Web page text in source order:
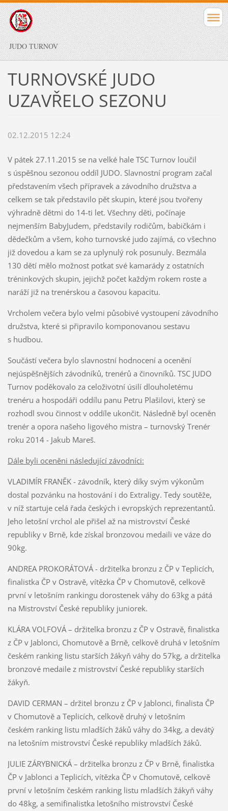
JUDO TURNOV
TURNOVSKÉ JUDO
UZAVŘELO SEZONU
02.12.2015 12:24
V pátek 27.11.2015 se na velké hale TSC Turnov loučil
s úspěšnou sezonou oddíl JUDO. Slavnostní program začal
představením všech přípravek a závodního družstva a
celkem se tak představilo pět skupin, které jsou tvořeny
výhradně dětmi do 14-ti let. Všechny děti, počínaje
nejmenším BabyJudem, představily rodičům, babičkám i
dědečkům a všem, koho turnovské judo zajímá, co všechno
již dovedou a kam se za uplynulý rok posunuly. Bezmála
130 dětí mělo možnost potkat své kamarády z ostatních
tréninkových skupin, jejichž počet každým rokem roste a
naráží již na trenérskou a časovou kapacitu.
Vrcholem večera bylo velmi působivé vystoupení závodního
družstva, které si připravilo komponovanou sestavu
s hudbou.
Součástí večera bylo slavnostní hodnocení a ocenění
nejúspěšnějších závodníků, trenérů a činovníků. TSC JUDO
Turnov poděkovalo za celoživotní úsilí dlouholetému
trenéru a hospodáři oddílu panu Petru Plašilovi, který se
rozhodl svou činnost v oddíle ukončit. Následně byl oceněn
trenér a opora našeho ligového mistra – turnovský Trenér
roku 2014 - Jakub Mareš.
Dále byli oceněni následující závodníci:
VLADIMÍR FRANĚK - závodník, který díky svým výkonům
dostal pozvánku na hostování i do Extraligy. Tedy soutěže,
v níž startuje celá řada českých i evropských reprezentantů.
Jeho letošní vrchol ale přišel až na mistrovství České
republiky v Brně, kde získal bronzovou medaili ve váze do
90kg.
ANDREA PROKORÁTOVÁ - držitelka bronzu z ČP v Teplicích,
finalistka ČP v Ostravě, vítězka ČP v Chomutově, celkově
první v letošním rankingu dorostenek váhy do 63kg a pátá
na Mistrovství České republiky juniorek.
KLÁRA VOLFOVÁ – držitelka bronzu z ČP v Ostravě, finalistka
z ČP v Jablonci, Chomutově a Brně, celkově druhá v letošním
českém ranking listu starších žákyň váhy do 57kg, a držitelka
bronzové medaile z mistrovství České republiky starších
žákyň.
DAVID CERMAN – držitel bronzu z ČP v Jablonci, finalista ČP
v Chomutově a Teplicích, celkově druhý v letošním
českém ranking listu mladších žáků váhy do 34kg, a devátý
na letošním mistrovství České republiky mladších žáků.
JULIE ZÁRYBNICKÁ – držitelka bronzu z ČP v Brně, finalistka
ČP v Jablonci a Teplicích, vítězka ČP v Chomutově, celkově
první v letošním českém ranking listu mladších žákyň váhy
do 48kg, a semifinalistka letošního mistrovství České